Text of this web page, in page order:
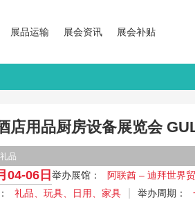
展品运输 展会资讯 展会补贴
店用品厨房设备展览会
品
04-06日举办展馆： 阿联酋 – 迪拜世界
礼品、玩具、日用、家具 举办周期：